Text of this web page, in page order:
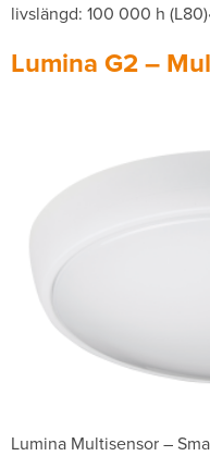
livslängd: 100 000 h
Lumina G2 –
Lumina Multisensor –